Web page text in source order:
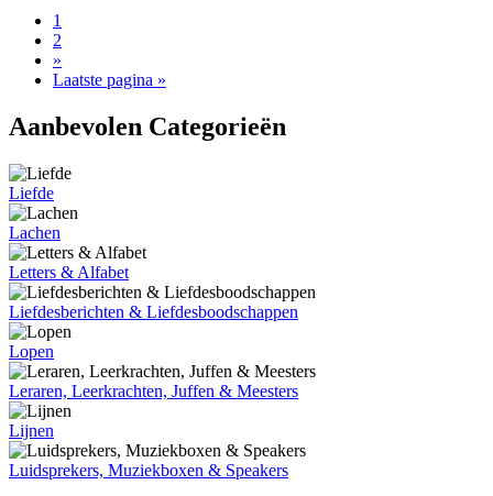
1
2
»
Laatste pagina »
Aanbevolen Categorieën
Liefde
Lachen
Letters & Alfabet
Liefdesberichten & Liefdesboodschappen
Lopen
Leraren, Leerkrachten, Juffen & Meesters
Lijnen
Luidsprekers, Muziekboxen & Speakers